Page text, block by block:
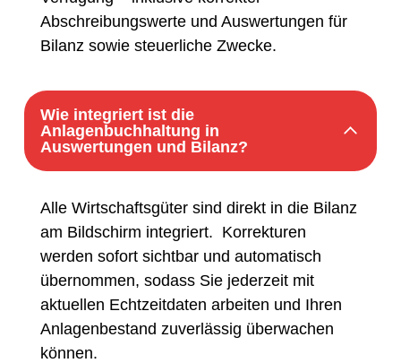
Abschreibungswerte und Auswertungen für
Bilanz sowie steuerliche Zwecke.
Wie integriert ist die
Anlagenbuchhaltung in
Auswertungen und Bilanz?
Alle Wirtschaftsgüter sind direkt in die Bilanz
am Bildschirm integriert. Korrekturen
werden sofort sichtbar und automatisch
übernommen, sodass Sie jederzeit mit
aktuellen Echtzeitdaten arbeiten und Ihren
Anlagenbestand zuverlässig überwachen
können.